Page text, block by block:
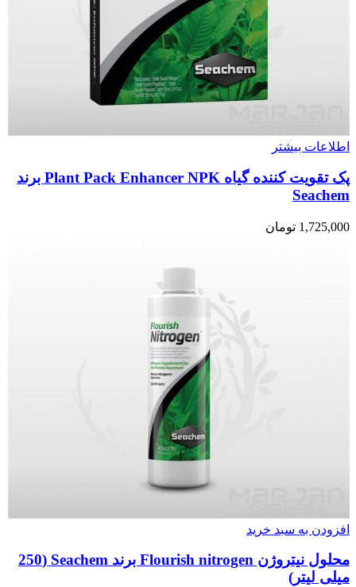
اطلاعات بیشتر
پک تقویت کننده گیاه Plant Pack Enhancer NPK برند
Seachem
1,725,000 تومان
افزودن به سبد خرید
محلول نیتروژن Flourish nitrogen برند Seachem (250
میلی لیتر)